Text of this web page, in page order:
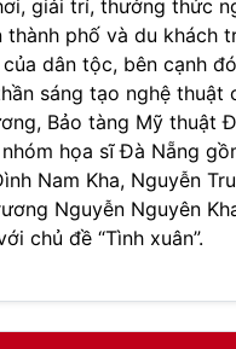
giải trí, thưởng thức
thành phố và du khách
dân tộc, bên cạnh
sáng tạo nghệ thuật
Bảo tàng Mỹ thuật
họa sĩ Đà Nẵng
Nam Kha, Nguyễn
Nguyễn Nguyên
chủ đề “Tình xuân”.